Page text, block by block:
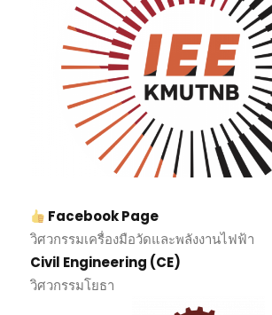
Facebook Page
วิศวกรรมเครื่องมือวัดและพลังงานไฟฟ้า
Civil Engineering (CE)
วิศวกรรมโยธา